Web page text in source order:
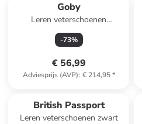
Goby
Leren veterschoenen
zwart/meerkleurig
-73%
€ 56,99
Adviesprijs (AVP): € 214,95*
British Passport
Leren veterschoenen zwart